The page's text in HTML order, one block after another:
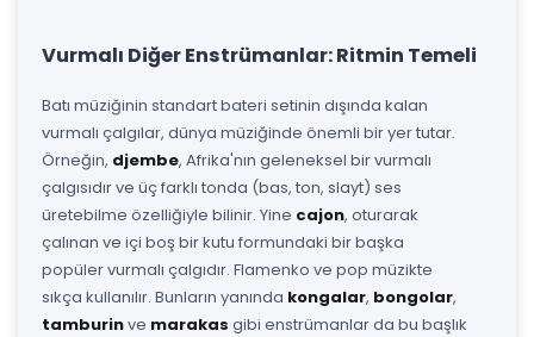
Vurmalı Diğer Enstrümanlar: Ritmin Temeli
Batı müziğinin standart bateri setinin dışında kalan
vurmalı çalgılar, dünya müziğinde önemli bir yer tutar.
Örneğin, djembe, Afrika'nın geleneksel bir vurmalı
çalgısıdır ve üç farklı tonda (bas, ton, slayt) ses
üretebilme özelliğiyle bilinir. Yine cajon, oturarak
çalınan ve içi boş bir kutu formundaki bir başka
popüler vurmalı çalgıdır. Flamenko ve pop müzikte
sıkça kullanılır. Bunların yanında kongalar, bongolar,
tamburinve marakas gibi enstrümanlar da bu başlık